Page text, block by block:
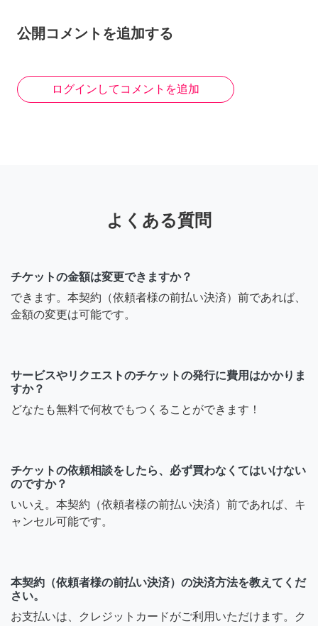
公開コメントを追加する
ログインしてコメントを追加
よくある質問
チケットの金額は変更できますか？
できます。本契約（依頼者様の前払い決済）前であれば、
金額の変更は可能です。
サービスやリクエストのチケットの発行に費用はかかりま
すか？
どなたも無料で何枚でもつくることができます！
チケットの依頼相談をしたら、必ず買わなくてはいけない
のですか？
いいえ。本契約（依頼者様の前払い決済）前であれば、キ
ャンセル可能です。
本契約（依頼者様の前払い決済）の決済方法を教えてくだ
さい。
お支払いは、クレジットカードがご利用いただけます。ク